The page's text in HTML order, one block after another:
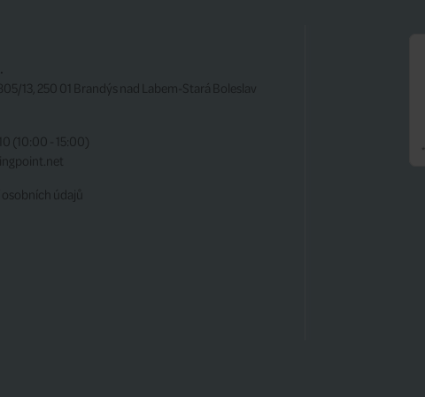
13, 250 01 Brandýs nad Labem-Stará Boleslav
(10:00 - 15:00)
údajů